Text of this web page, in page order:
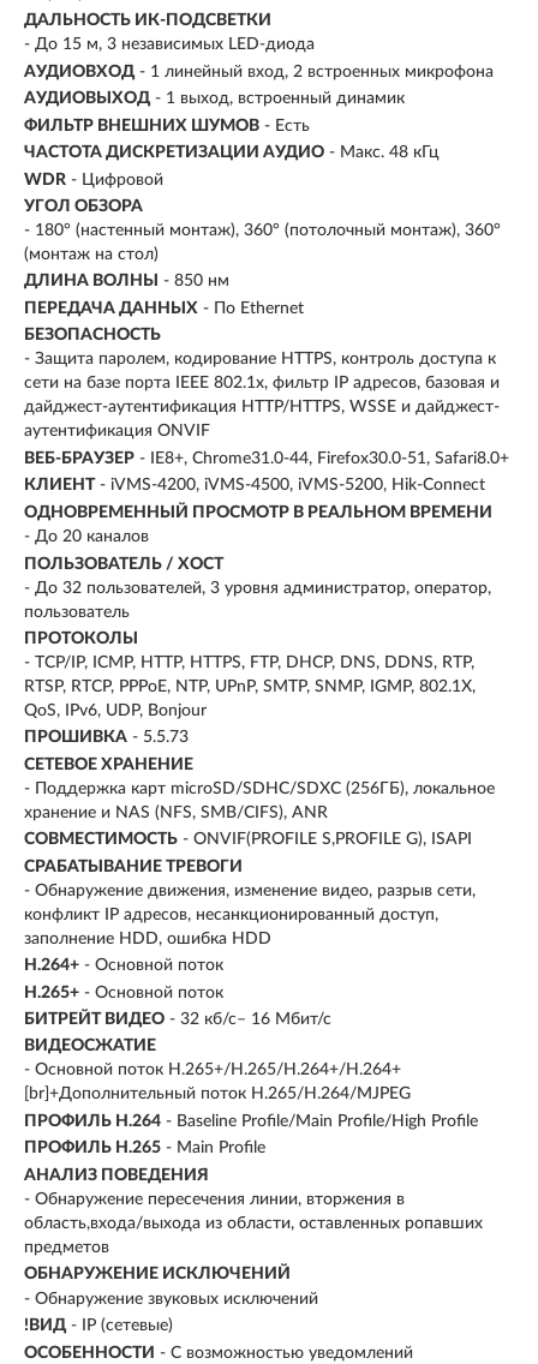
ДАЛЬНОСТЬ ИК-ПОДСВЕТКИ
- До 15 м, 3 независимых LED-диода
АУДИОВХОД - 1 линейный вход, 2 встроенных микрофона
АУДИОВЫХОД - 1 выход, встроенный динамик
ФИЛЬТР ВНЕШНИХ ШУМОВ - Есть
ЧАСТОТА ДИСКРЕТИЗАЦИИ АУДИО - Макс. 48 кГц
WDR - Цифровой
УГОЛ ОБЗОРА
- 180° (настенный монтаж), 360° (потолочный монтаж), 360°
(монтаж на стол)
ДЛИНА ВОЛНЫ
- 850 нм
ПЕРЕДАЧА ДАННЫХ - По Ethernet
БЕЗОПАСНОСТЬ
- Защита паролем, кодирование HTTPS, контроль доступа к
сети на базе порта IEEE 802.1x, фильтр IP адресов, базовая и
дайджест-аутентификация HTTP/HTTPS, WSSE и дайджест-
аутентификация ONVIF
ВЕБ-БРАУЗЕР - IE8+, Chrome31.0-44, Firefox30.0-51, Safari8.0+
КЛИЕНТ - iVMS-4200, iVMS-4500, iVMS-5200, Hik-Connect
ОДНОВРЕМЕННЫЙ ПРОСМОТР В РЕАЛЬНОМ ВРЕМЕНИ
- До 20 каналов
ПОЛЬЗОВАТЕЛЬ / ХОСТ
- До 32 пользователей, 3 уровня администратор, оператор,
пользователь
ПРОТОКОЛЫ
- TCP/IP, ICMP, HTTP, HTTPS, FTP, DHCP, DNS, DDNS, RTP,
RTSP, RTCP, PPPoE, NTP, UPnP, SMTP, SNMP, IGMP, 802.1X,
QoS, IPv6, UDP, Bonjour
ПРОШИВКА - 5.5.73
СЕТЕВОЕ ХРАНЕНИЕ
- Поддержка карт microSD/SDHC/SDXC (256ГБ), локальное
хранение и NAS (NFS, SMB/CIFS), ANR
СОВМЕСТИМОСТЬ - ONVIF(PROFILE S,PROFILE G), ISAPI
СРАБАТЫВАНИЕ ТРЕВОГИ
- Обнаружение движения, изменение видео, разрыв сети,
конфликт IP адресов, несанкционированный доступ,
заполнение HDD, ошибка HDD
H.264+ - Основной поток
H.265+ - Основной поток
БИТРЕЙТ ВИДЕО - 32 кб/с– 16 Мбит/с
ВИДЕОСЖАТИЕ
- Основной поток H.265+/H.265/H.264+/H.264+
[br]+Дополнительный поток H.265/H.264/MJPEG
ПРОФИЛЬ H.264 - Baseline Profile/Main Profile/High Profile
ПРОФИЛЬ H.265 - Main Profile
АНАЛИЗ ПОВЕДЕНИЯ
- Обнаружение пересечения линии, вторжения в
область,входа/выхода из области, оставленных ропавших
предметов
ОБНАРУЖЕНИЕ ИСКЛЮЧЕНИЙ
- Обнаружение звуковых исключений
!ВИД - IP (сетевые)
ОСОБЕННОСТИ - С возможностью уведомлений